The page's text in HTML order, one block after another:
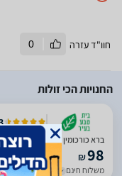
חוו"ד עזרה 0
החנויות הכי זולות
ברא כורכומין מובייל BARA Curcumin Mobile
₪98
משלוח חינם עד 6 ימי עסקים